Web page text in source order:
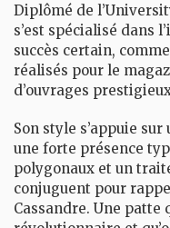
Diplômé de
s’est spécialisé dans
succès certain,
réalisés pour le
d’ouvrages
Son style s’appuie
une forte présence
polygonaux et un
conjuguent pour
Cassandre. Une patte